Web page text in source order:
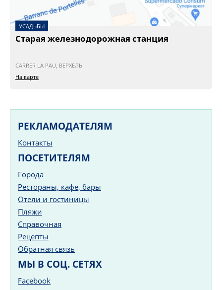
УСАДЬБЫ
Старая железнодорожная станция
CARRER LA PAU, ВЕРХЕЛЬ
На карте
РЕКЛАМОДАТЕЛЯМ
Контакты
ПОСЕТИТЕЛЯМ
Города
Рестораны, кафе, бары
Отели и гостиницы
Пляжи
Справочная
Рецепты
Обратная связь
МЫ В СОЦ. СЕТЯХ
Facebook